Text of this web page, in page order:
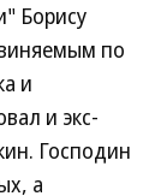
Борису
по
и
и экс-
Господин
а